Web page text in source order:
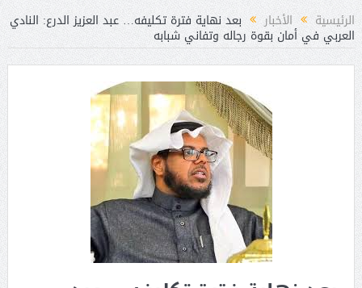
بمناسبة عيد الفطرالرئيسية الأخبار بعد نهاية فترة تكليفه… عبد العزيز الدرع: النادي
العربي في أمان بقوة رجاله وتفاني شبابه